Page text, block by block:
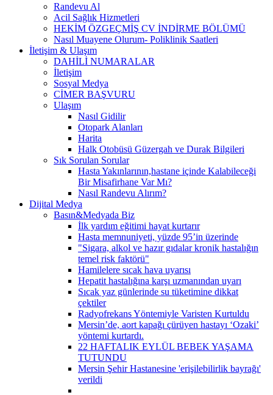
Randevu Al
Acil Sağlık Hizmetleri
HEKİM ÖZGEÇMİŞ CV İNDİRME BÖLÜMÜ
Nasıl Muayene Olurum- Poliklinik Saatleri
İletişim & Ulaşım
DAHİLİ NUMARALAR
İletişim
Sosyal Medya
CİMER BAŞVURU
Ulaşım
Nasıl Gidilir
Otopark Alanları
Harita
Halk Otobüsü Güzergah ve Durak Bilgileri
Sık Sorulan Sorular
Hasta Yakınlarının,hastane içinde Kalabileceği
Bir Misafirhane Var Mı?
Nasıl Randevu Alırım?
Dijital Medya
Basın&Medyada Biz
İlk yardım eğitimi hayat kurtarır
Hasta memnuniyeti, yüzde 95’in üzerinde
"Sigara, alkol ve hazır gıdalar kronik hastalığın
temel risk faktörü"
Hamilelere sıcak hava uyarısı
Hepatit hastalığına karşı uzmanından uyarı
Sıcak yaz günlerinde su tüketimine dikkat
çektiler
Radyofrekans Yöntemiyle Varisten Kurtuldu
Mersin’de, aort kapağı çürüyen hastayı ‘Ozaki’
yöntemi kurtardı.
22 HAFTALIK EYLÜL BEBEK YAŞAMA
TUTUNDU
Mersin Şehir Hastanesine 'erişilebilirlik bayrağı'
verildi